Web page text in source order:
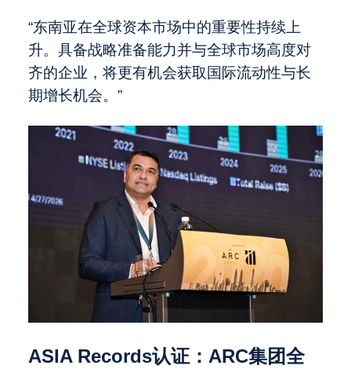
“东南亚在全球资本市场中的重要性持续上
升。具备战略准备能力并与全球市场高度对
齐的企业，将更有机会获取国际流动性与长
期增长机会。”
ASIA Records认证：ARC集团全